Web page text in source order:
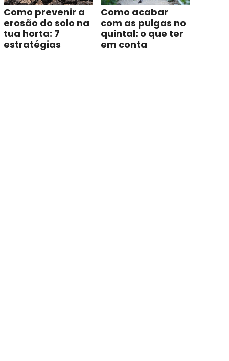
Como prevenir a
erosão do solo na
tua horta: 7
estratégias
Como acabar
com as pulgas no
quintal: o que ter
em conta